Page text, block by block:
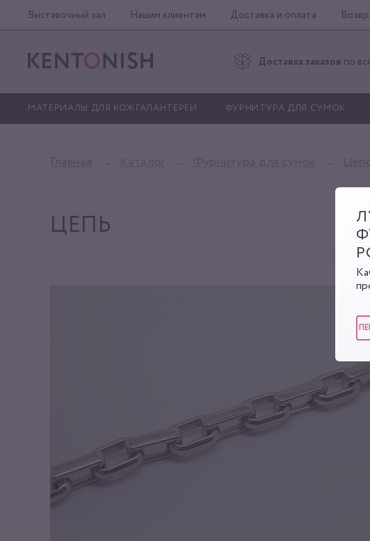
Выставочный зал Нашим клиентам Доставка и оплата
Доставка заказов по
МАТЕРИАЛЫ ДЛЯ КОЖГАЛАНТЕРЕИ ФУРНИТУРА ДЛЯ СУМОК
ЦЕПЬ